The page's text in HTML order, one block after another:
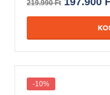
219.990Ft
-10%